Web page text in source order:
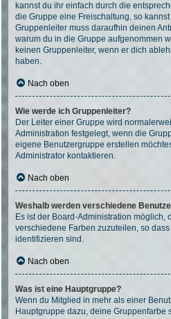
kannst du ihr einfach durch die
die Gruppe eine Freischaltung, so
Gruppenleiter muss daraufhin deinen
warum du in die Gruppe aufgenommen
keinen Gruppenleiter, wenn er dich
haben.
Nach oben
Wie werde ich Gruppenleiter?
Der Leiter einer Gruppe wird
Administration festgelegt, wenn die
eigene Benutzergruppe erstellen
Administrator kontaktieren.
Nach oben
Weshalb werden verschiedene
Es ist der Board-Administration möglich,
verschiedene Farben zuzuteilen, so
identifizieren sind.
Nach oben
Was ist eine Hauptgruppe?
Wenn du Mitglied in mehr als einer
Hauptgruppe dazu, deine Gruppenfarbe